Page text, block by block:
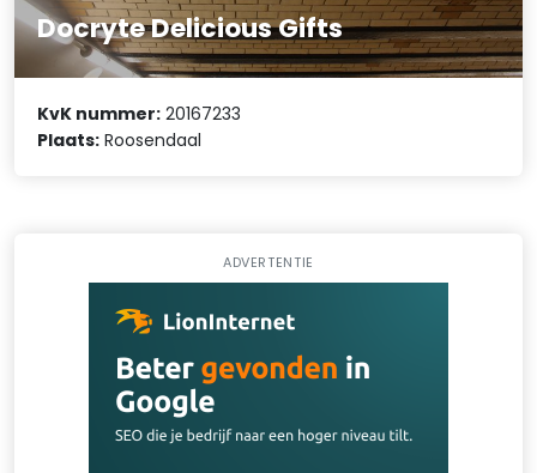
Docryte Delicious Gifts
KvK nummer: 20167233
Plaats: Roosendaal
ADVERTENTIE